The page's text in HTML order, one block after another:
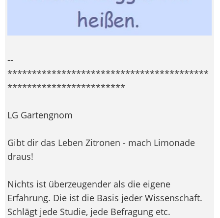
--
*****************************************
************************
LG Gartengnom
Gibt dir das Leben Zitronen - mach Limonade
draus!
Nichts ist überzeugender als die eigene
Erfahrung. Die ist die Basis jeder Wissenschaft.
Schlägt jede Studie, jede Befragung etc.